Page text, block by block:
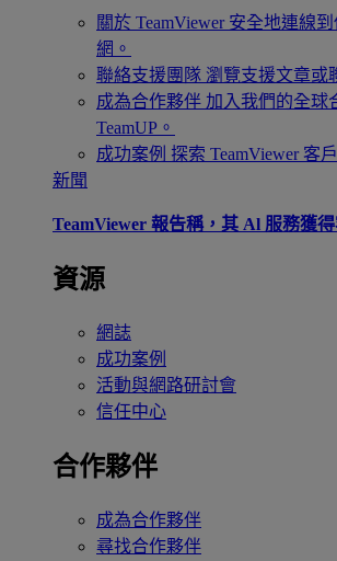
關於 TeamViewer 安全地連線
網。
聯絡支援團隊 瀏覽支援文章或
成為合作夥伴 加入我們的全球
TeamUP。
成功案例 探索 TeamViewer 客
新聞
TeamViewer 報告稱，其 Al 服務獲
資源
網誌
成功案例
活動與網路研討會
信任中心
合作夥伴
成為合作夥伴
尋找合作夥伴